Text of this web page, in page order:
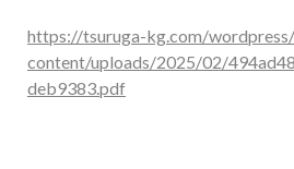
https://tsuruga-kg.com/
content/uploads/2025/02/
deb9383.pdf